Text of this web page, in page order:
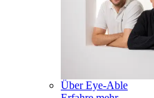
Über Eye-Able